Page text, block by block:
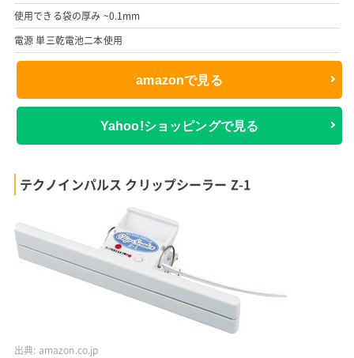
使用できる袋の厚み ~0.1mm
電源 単三乾電池二本使用
amazonで見る
Yahoo!ショッピングで見る
テクノインパルス クリップシーラー Z-1
出典: amazon.co.jp